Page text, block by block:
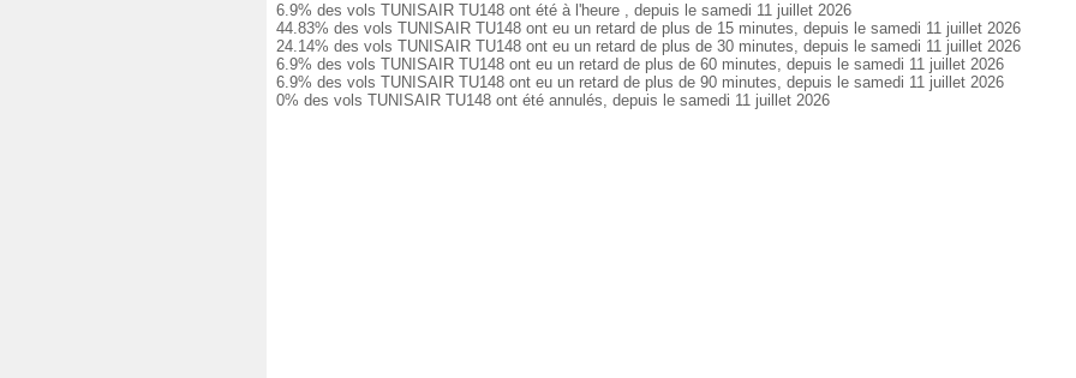
6.9% des vols TUNISAIR TU148 ont été à l'heure , depuis le samedi 11 juillet 2026
44.83% des vols TUNISAIR TU148 ont eu un retard de plus de 15 minutes, depuis le samedi 11 juillet 2026
24.14% des vols TUNISAIR TU148 ont eu un retard de plus de 30 minutes, depuis le samedi 11 juillet 2026
6.9% des vols TUNISAIR TU148 ont eu un retard de plus de 60 minutes, depuis le samedi 11 juillet 2026
6.9% des vols TUNISAIR TU148 ont eu un retard de plus de 90 minutes, depuis le samedi 11 juillet 2026
0% des vols TUNISAIR TU148 ont été annulés, depuis le samedi 11 juillet 2026